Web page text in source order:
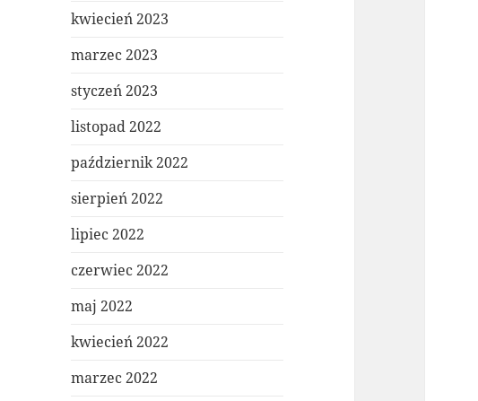
kwiecień 2023
marzec 2023
styczeń 2023
listopad 2022
październik 2022
sierpień 2022
lipiec 2022
czerwiec 2022
maj 2022
kwiecień 2022
marzec 2022